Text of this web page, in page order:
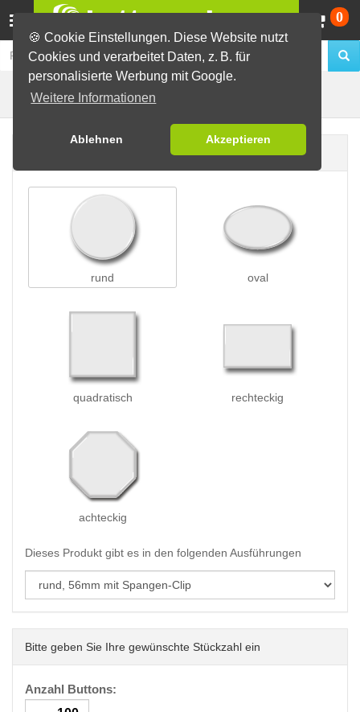
🍪 Cookie Einstellungen. Diese Website nutzt
Cookies und verarbeitet Daten, z. B. für
personalisierte Werbung mit Google.
Weitere Informationen
Ablehnen Akzeptieren
0
Buttons erstellen Clip-Buttons
rund oval
quadratisch rechteckig
achteckig
Dieses Produkt gibt es in den folgenden Ausführungen
Bitte geben Sie Ihre gewünschte Stückzahl ein
Anzahl Buttons: